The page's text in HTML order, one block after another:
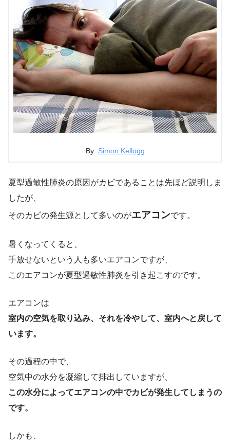
By: Simon Kellogg
夏型過敏性肺炎の原因がカビであることは先ほど説明しま
したが、
そのカビの発生源として多いのがエアコンです。
暑くなってくると、
手放せないという人も多いエアコンですが、
このエアコンが夏型過敏性肺炎を引き起こすのです。
エアコンは
室内の空気を取り込み、それを冷やして、室内へと戻して
います。
その過程の中で、
空気中の水分を凝縮して排出していますが、
この水分によってエアコンの中でカビが発生してしまうの
です。
しかも、